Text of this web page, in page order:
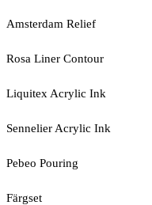
Amsterdam Relief
Rosa Liner Contour
Liquitex Acrylic Ink
Sennelier Acrylic Ink
Pebeo Pouring
Färgset